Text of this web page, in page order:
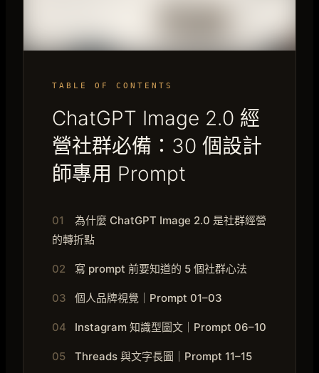
TABLE OF CONTENTS
ChatGPT Image 2.0 經
營社群必備：30 個設計
師專用 Prompt
01
為什麼 ChatGPT Image 2.0 是社群經營
的轉折點
02 寫 prompt 前要知道的 5 個社群心法
03 個人品牌視覺｜Prompt 01–03
04 Instagram 知識型圖文｜Prompt 06–10
05 Threads 與文字長圖｜Prompt 11–15